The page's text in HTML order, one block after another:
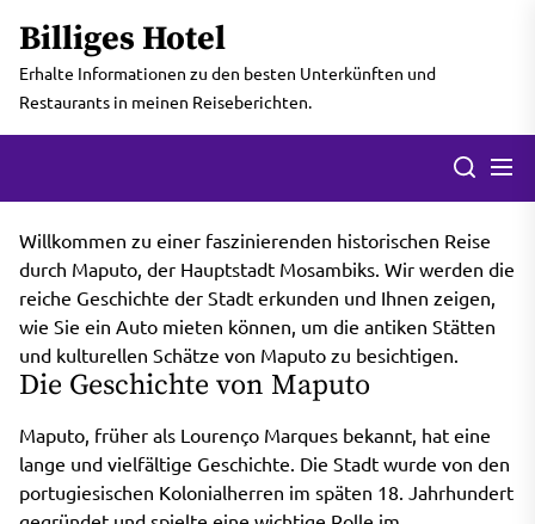
the
content
Billiges Hotel
Erhalte Informationen zu den besten Unterkünften und
Restaurants in meinen Reiseberichten.
Search
Willkommen zu einer faszinierenden historischen Reise
durch Maputo, der Hauptstadt Mosambiks. Wir werden die
reiche Geschichte der Stadt erkunden und Ihnen zeigen,
wie Sie ein Auto mieten können, um die antiken Stätten
und kulturellen Schätze von Maputo zu besichtigen.
Die Geschichte von Maputo
Maputo, früher als Lourenço Marques bekannt, hat eine
lange und vielfältige Geschichte. Die Stadt wurde von den
portugiesischen Kolonialherren im späten 18. Jahrhundert